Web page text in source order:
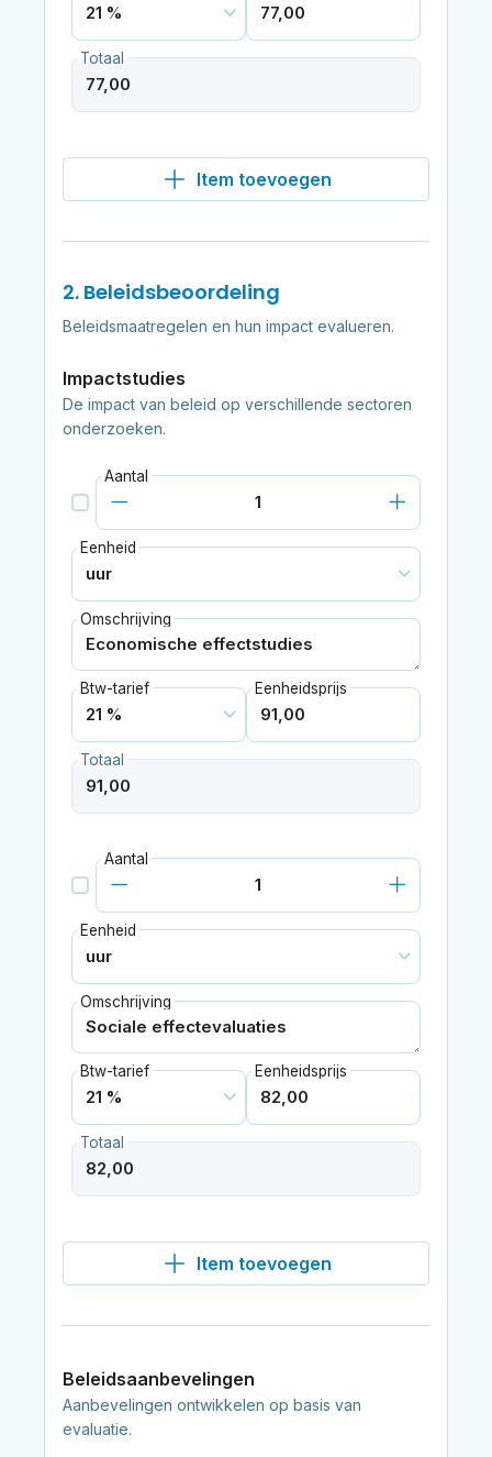
Totaal
Item toevoegen
2. Beleidsbeoordeling
Beleidsmaatregelen en hun impact evalueren.
Impactstudies
De impact van beleid op verschillende sectoren
onderzoeken.
Aantal
Eenheid
Omschrijving
Btw-tarief Eenheidsprijs
Totaal
Aantal
Eenheid
Omschrijving
Btw-tarief Eenheidsprijs
Totaal
Item toevoegen
Beleidsaanbevelingen
Aanbevelingen ontwikkelen op basis van
evaluatie.